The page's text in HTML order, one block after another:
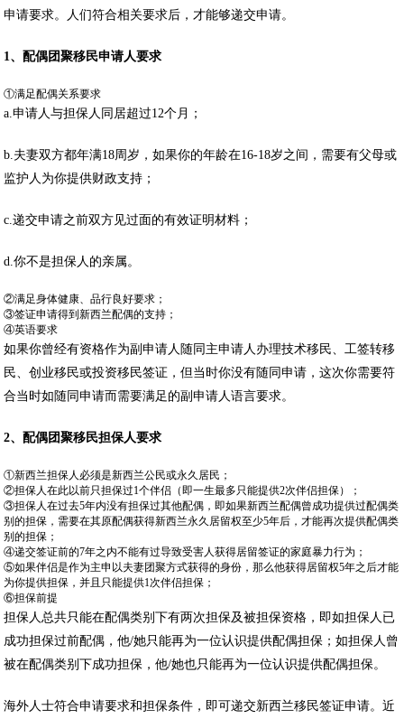
申请要求。人们符合相关要求后，才能够递交申请。
1、配偶团聚移民申请人要求
①满足配偶关系要求
a.申请人与担保人同居超过12个月；
b.夫妻双方都年满18周岁，如果你的年龄在16-18岁之间，需要有父母或
监护人为你提供财政支持；
c.递交申请之前双方见过面的有效证明材料；
d.你不是担保人的亲属。
②满足身体健康、品行良好要求；
③签证申请得到新西兰配偶的支持；
④英语要求
如果你曾经有资格作为副申请人随同主申请人办理技术移民、工签转移
民、创业移民或投资移民签证，但当时你没有随同申请，这次你需要符
合当时如随同申请而需要满足的副申请人语言要求。
2、配偶团聚移民担保人要求
①新西兰担保人必须是新西兰公民或永久居民；
②担保人在此以前只担保过1个伴侣（即一生最多只能提供2次伴侣担保）；
③担保人在过去5年内没有担保过其他配偶，即如果新西兰配偶曾成功提供过配偶类
别的担保，需要在其原配偶获得新西兰永久居留权至少5年后，才能再次提供配偶类
别的担保；
④递交签证前的7年之内不能有过导致受害人获得居留签证的家庭暴力行为；
⑤如果伴侣是作为主申以夫妻团聚方式获得的身份，那么他获得居留权5年之后才能
为你提供担保，并且只能提供1次伴侣担保；
⑥担保前提
担保人总共只能在配偶类别下有两次担保及被担保资格，即如担保人已
成功担保过前配偶，他/她只能再为一位认识提供配偶担保；如担保人曾
被在配偶类别下成功担保，他/她也只能再为一位认识提供配偶担保。
海外人士符合申请要求和担保条件，即可递交新西兰移民签证申请。近